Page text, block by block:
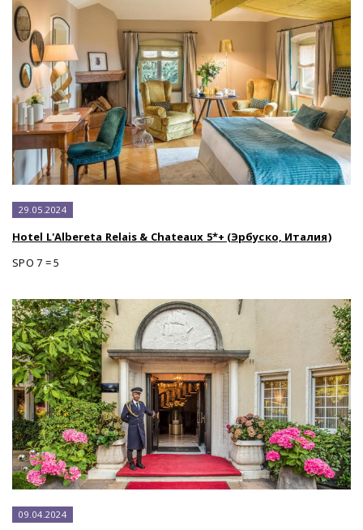
29.05.2024
Hotel L'Albereta Relais & Chateaux 5*+ (Эрбуско, Италия)
SPO 7 = 5
09.04.2024